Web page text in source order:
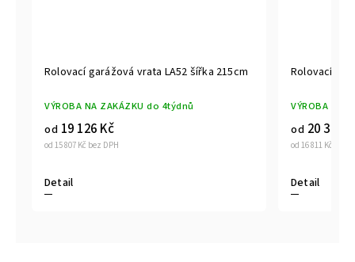
Rolovací garážová vrata LA52 šířka 215cm
VÝROBA NA ZAKÁZKU do 4týdnů
od 15 807 Kč bez DPH
od 19 126 Kč
Detail
Rolovací
VÝROBA NA
od 16 811 Kč bez
od 20 341
Detail